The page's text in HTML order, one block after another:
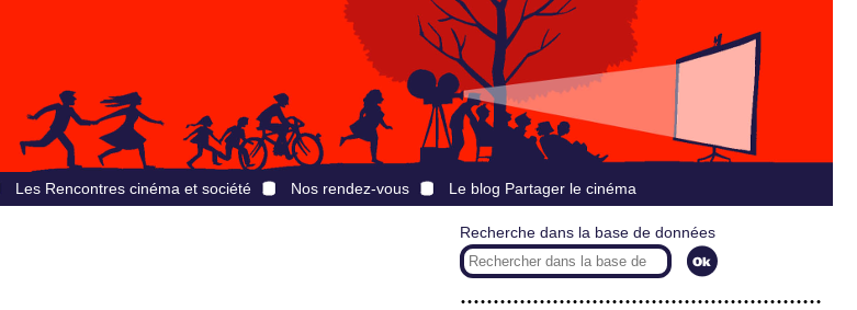
Les Rencontres cinéma et société Nos rendez-vous Le blog Partager le cinéma
Recherche dans la base de données